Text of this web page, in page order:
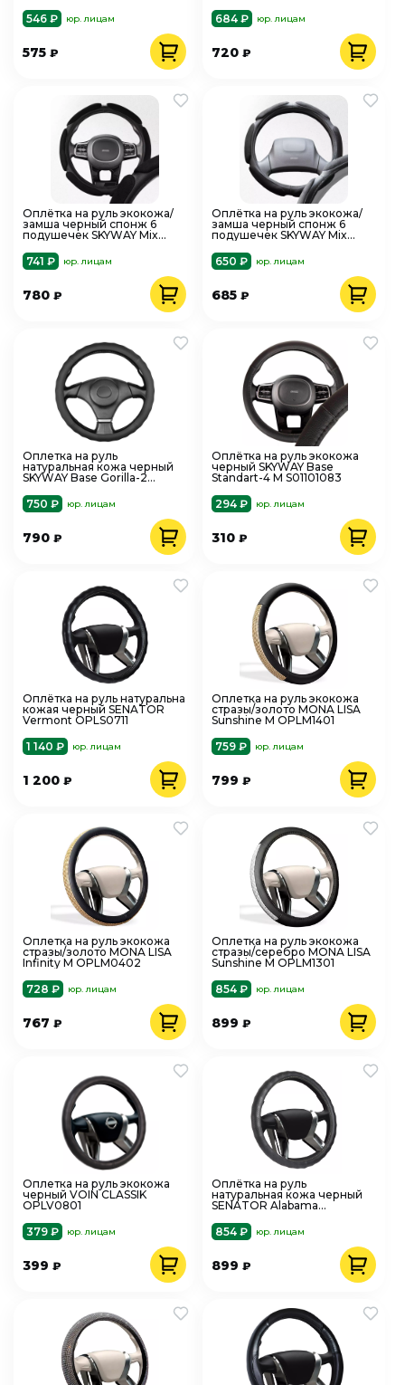
546 ₽
юр. лицам
575 ₽
684 ₽
юр. лицам
720₽
Оплётка на руль экокожа/
замша черный спонж 6
подушечек SKYWAY Mix
741 ₽
юр. лицам
780 ₽
Оплётка на руль экокожа/
замша черный спонж 6
подушечек SKYWAY Mix
650 ₽
юр. лицам
685₽
Оплетка на руль
натуральная кожа черный
SKYWAY Base Gorilla-2
750 ₽
юр. лицам
790 ₽
Оплётка на руль экокожа
черный SKYWAY Base
Standart-4 М S01101083
294 ₽
юр. лицам
310₽
Оплётка на руль натуральна
кожая черный SENATOR
Vermont OPLS0711
1 140 ₽
юр. лицам
1 200 ₽
Оплетка на руль экокожа
стразы/золото MONA LISA
Sunshine M OPLM1401
759 ₽
юр. лицам
799₽
Оплетка на руль экокожа
стразы/золото MONA LISA
Infinity M OPLM0402
728 ₽
юр. лицам
767 ₽
Оплетка на руль экокожа
стразы/серебро MONA LISA
Sunshine М OPLM1301
854 ₽
юр. лицам
899₽
Оплетка на руль экокожа
черный VOIN CLASSIK
OPLV0801
379 ₽
юр. лицам
399 ₽
Оплётка на руль
натуральная кожа черный
SENATOR Alabama
854 ₽
юр. лицам
899₽